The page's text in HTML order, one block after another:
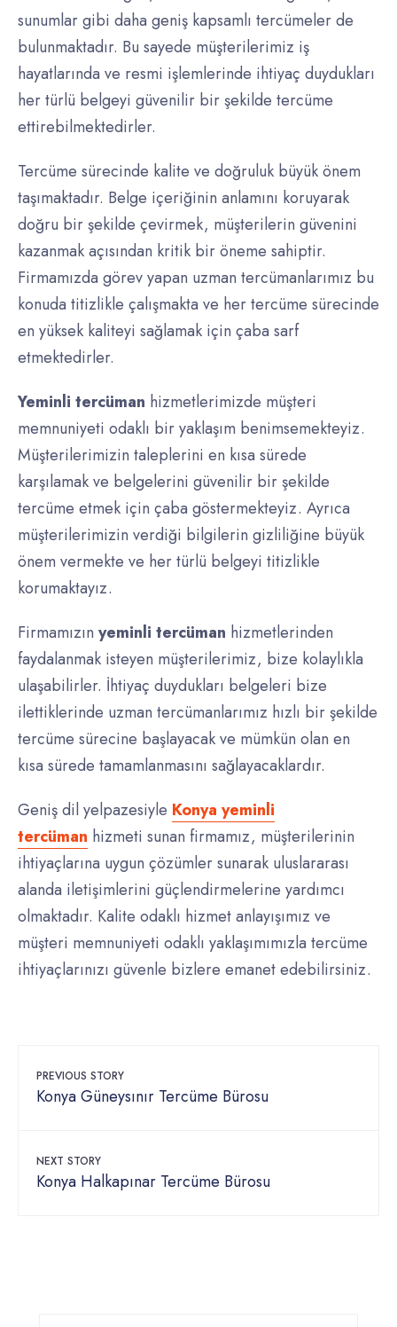
sunumlar gibi daha geniş kapsamlı tercümeler de
bulunmaktadır. Bu sayede müşterilerimiz iş
hayatlarında ve resmi işlemlerinde ihtiyaç duydukları
her türlü belgeyi güvenilir bir şekilde tercüme
ettirebilmektedirler.
Tercüme sürecinde kalite ve doğruluk büyük önem
taşımaktadır. Belge içeriğinin anlamını koruyarak
doğru bir şekilde çevirmek, müşterilerin güvenini
kazanmak açısından kritik bir öneme sahiptir.
Firmamızda görev yapan uzman tercümanlarımız bu
konuda titizlikle çalışmakta ve her tercüme sürecinde
en yüksek kaliteyi sağlamak için çaba sarf
etmektedirler.
Yeminli tercüman hizmetlerimizde müşteri
memnuniyeti odaklı bir yaklaşım benimsemekteyiz.
Müşterilerimizin taleplerini en kısa sürede
karşılamak ve belgelerini güvenilir bir şekilde
tercüme etmek için çaba göstermekteyiz. Ayrıca
müşterilerimizin verdiği bilgilerin gizliliğine büyük
önem vermekte ve her türlü belgeyi titizlikle
korumaktayız.
Firmamızın yeminli tercüman hizmetlerinden
faydalanmak isteyen müşterilerimiz, bize kolaylıkla
ulaşabilirler. İhtiyaç duydukları belgeleri bize
ilettiklerinde uzman tercümanlarımız hızlı bir şekilde
tercüme sürecine başlayacak ve mümkün olan en
kısa sürede tamamlanmasını sağlayacaklardır.
Geniş dil yelpazesiyle Konya yeminli
tercüman hizmeti sunan firmamız, müşterilerinin
ihtiyaçlarına uygun çözümler sunarak uluslararası
alanda iletişimlerini güçlendirmelerine yardımcı
olmaktadır. Kalite odaklı hizmet anlayışımız ve
müşteri memnuniyeti odaklı yaklaşımımızla tercüme
ihtiyaçlarınızı güvenle bizlere emanet edebilirsiniz.
PREVIOUS STORY
Konya Güneysınır Tercüme Bürosu
NEXT STORY
Konya Halkapınar Tercüme Bürosu